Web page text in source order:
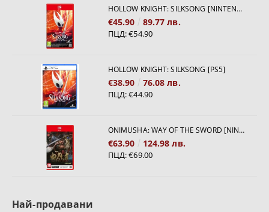
HOLLOW KNIGHT: SILKSONG [NINTENDO SWITCH 2]
€45.90 89.77 лв.
ПЦД:€54.90
HOLLOW KNIGHT: SILKSONG [PS5]
€38.90 76.08 лв.
ПЦД:€44.90
ONIMUSHA: WAY OF THE SWORD [NINTENDO SWITCH 2]
€63.90 124.98 лв.
ПЦД:€69.00
Най-продавани